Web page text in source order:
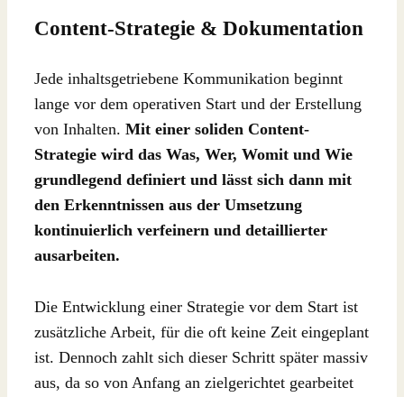
Content-Strategie & Dokumentation
Jede inhaltsgetriebene Kommunikation beginnt
lange vor dem operativen Start und der Erstellung
von Inhalten. Mit einer soliden Content-
Strategie wird das Was, Wer, Womit und Wie
grundlegend definiert und lässt sich dann mit
den Erkenntnissen aus der Umsetzung
kontinuierlich verfeinern und detaillierter
ausarbeiten.
Die Entwicklung einer Strategie vor dem Start ist
zusätzliche Arbeit, für die oft keine Zeit eingeplant
ist. Dennoch zahlt sich dieser Schritt später massiv
aus, da so von Anfang an zielgerichtet gearbeitet